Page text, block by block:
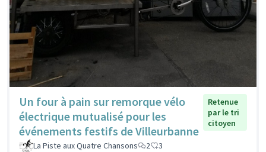
Un four à pain sur remorque vélo
électrique mutualisé pour les
événements festifs de Villeurbanne
Retenue
par le tri
citoyen
La Piste aux Quatre Chansons 2 3